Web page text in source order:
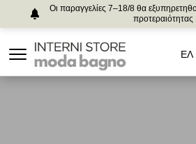
Οι παραγγελίες 7–18/8 θα
προτεραιότητας
ΕΛ